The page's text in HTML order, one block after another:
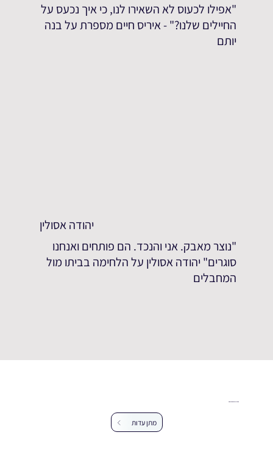
"אפילו לכעוס לא השאירו לנו, כי איך נכעס על
החיילים שלנו?" - איריס חיים מספרת על בנה
יותם
יהודה אסולין
"נוצר מאבק. אני והנכד. הם פותחים ואנחנו
סוגרים" יהודה אסולין על הלחימה בביתו מול
המחבלים
מתן עדות